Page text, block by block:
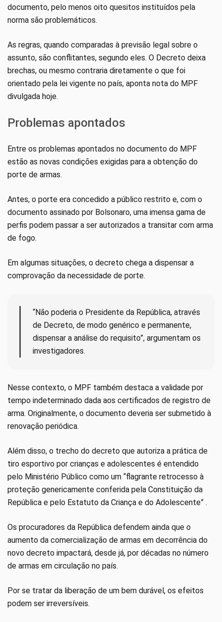
documento, pelo menos oito quesitos instituídos pela
norma são problemáticos.
As regras, quando comparadas à previsão legal sobre o
assunto, são conflitantes, segundo eles. O Decreto deixa
brechas, ou mesmo contraria diretamente o que foi
orientado pela lei vigente no país, aponta nota do MPF
divulgada hoje.
Problemas apontados
Entre os problemas apontados no documento do MPF
estão as novas condições exigidas para a obtenção do
porte de armas.
Antes, o porte era concedido a público restrito e, com o
documento assinado por Bolsonaro, uma imensa gama de
perfis podem passar a ser autorizados a transitar com arma
de fogo.
Em algumas situações, o decreto chega a dispensar a
comprovação da necessidade de porte.
“Não poderia o Presidente da República, através
de Decreto, de modo genérico e permanente,
dispensar a análise do requisito”, argumentam os
investigadores.
Nesse contexto, o MPF também destaca a validade por
tempo indeterminado dada aos certificados de registro de
arma. Originalmente, o documento deveria ser submetido à
renovação periódica.
Além disso, o trecho do decreto que autoriza a prática de
tiro esportivo por crianças e adolescentes é entendido
pelo Ministério Público como um “flagrante retrocesso à
proteção genericamente conferida pela Constituição da
República e pelo Estatuto da Criança e do Adolescente” .
Os procuradores da República defendem ainda que o
aumento da comercialização de armas em decorrência do
novo decreto impactará, desde já, por décadas no número
de armas em circulação no país.
Por se tratar da liberação de um bem durável, os efeitos
podem ser irreversíveis.